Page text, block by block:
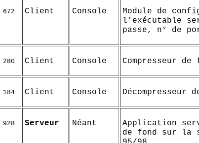
672 Client Console
Module de
l'exécutable
passe, n° de
280 Client Console Compresseur
184 Client Console Décompresseur
928 Serveur Néant
Application
de fond sur la